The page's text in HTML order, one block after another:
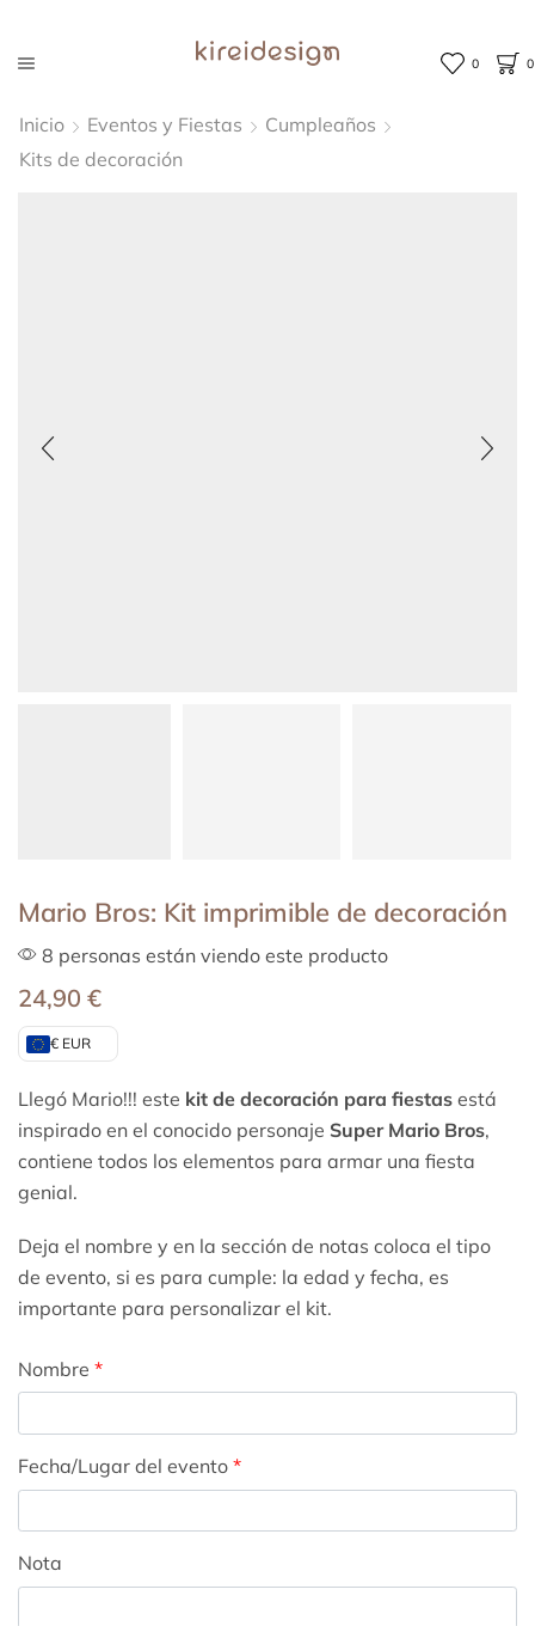
0 0
Inicio Eventos y Fiestas
Cumpleaños
Kits de decoración
Mario Bros: Kit imprimible de decoración
8 personas están viendo este producto
24,90 €
€ EUR
Llegó Mario!!! este kit de decoración para fiestas está
inspirado en el conocido personaje Super Mario Bros,
contiene todos los elementos para armar una fiesta
genial.
Deja el nombre y en la sección de notas coloca el tipo
de evento, si es para cumple: la edad y fecha, es
importante para personalizar el kit.
Nombre *
Fecha/Lugar del evento *
Nota